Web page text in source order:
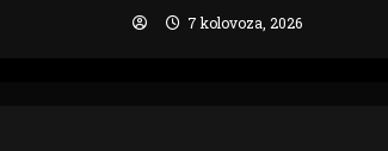
7 kolovoza, 2026